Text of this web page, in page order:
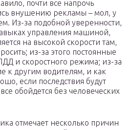
почти все напрочь
внушению рекламы – мол, у
Из-за подобной уверенности,
управления машиной,
на высокой скорости там,
из-за этого постоянные
и скоростного режима; из-за
к другим водителям, и как
если последствия будут
обойдется без человеческих
отмечает несколько причин